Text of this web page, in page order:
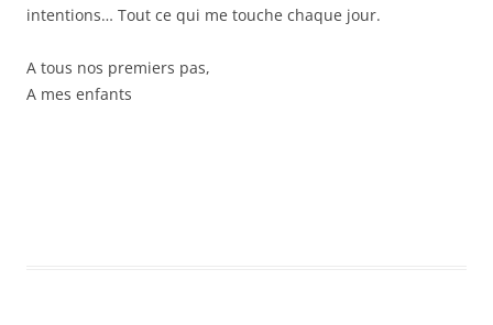
intentions… Tout ce qui me touche chaque jour.
A tous nos premiers pas,
A mes enfants